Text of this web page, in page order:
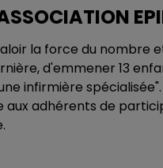
la force du nombre
d'emmener 13
infirmière
aux adhérents de